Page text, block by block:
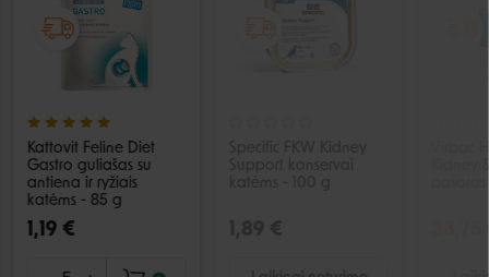
Kattovit Feline Diet
Gastro guliašas su
antiena ir ryžiais
katėms - 85 g
1,19 €